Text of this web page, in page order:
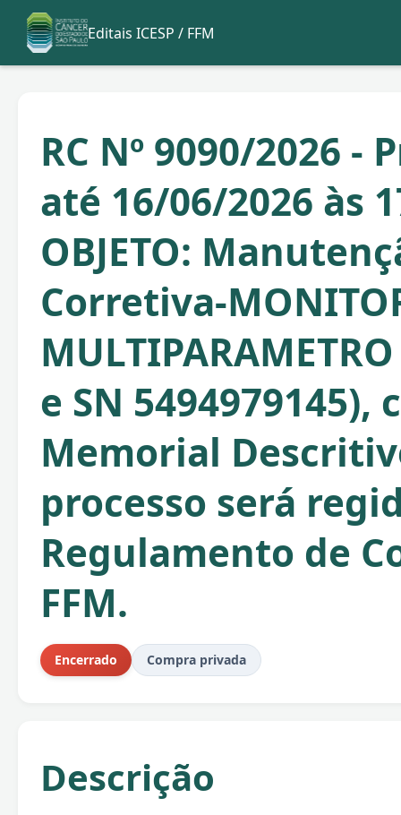
Editais ICESP / FFM
RC Nº 9090/2026 -
até 16/06/2026 às
OBJETO:
Corretiva-
e SN 5494979145),
Memorial
processo será
Regulamento de
FFM.
Encerrado Compra privada
Descrição